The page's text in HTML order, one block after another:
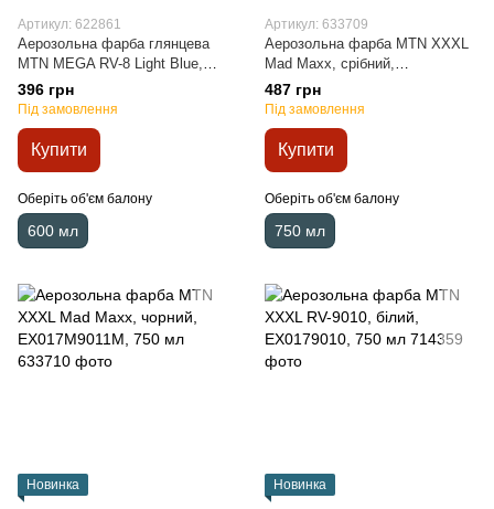
Артикул: 622861
Аерозольна фарба глянцева
MTN MEGA RV-8 Light Blue,
EX0160008, 600 мл
396 грн
Під замовлення
Купити
Оберіть об'єм балону
600 мл
Артикул: 633709
Аерозольна фарба MTN XXXL
Mad Maxx, срібний,
EX017M0123, 750 мл
487 грн
Під замовлення
Купити
Оберіть об'єм балону
750 мл
Новинка Новинка